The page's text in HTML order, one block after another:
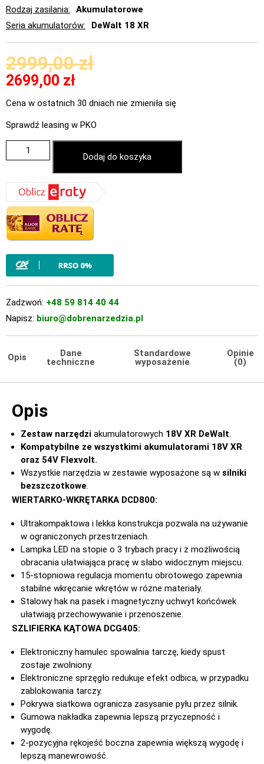
Rodzaj zasilania
Akumulatorowe
Seria akumulatorów
DeWalt 18 XR
2999,00zł
2699,00 zł
Cena w ostatnich 30 dniach nie zmieniła się
Sprawdź leasing w PKO
Dodaj do koszyka
Zadzwoń: +48 59 814 40 44
Napisz: biuro@dobrenarzedzia.pl
Opis
Dane
techniczne
Standardowe
wyposażenie
Opinie
(0)
Opis
Zestaw narzędzi akumulatorowych 18V XR DeWalt.
Kompatybilne ze wszystkimi akumulatorami 18V XR
oraz 54V Flexvolt.
Wszystkie narzędzia w zestawie wyposażone są w silniki
bezszczotkowe.
WIERTARKO-WKRĘTARKA DCD800:
Ultrakompaktowa i lekka konstrukcja pozwala na używanie
w ograniczonych przestrzeniach.
Lampka LED na stopie o 3 trybach pracy i z możliwością
obracania ułatwiająca pracę w słabo widocznym miejscu.
15-stopniowa regulacja momentu obrotowego zapewnia
stabilne wkręcanie wkrętów w różne materiały.
Stalowy hak na pasek i magnetyczny uchwyt końcówek
ułatwiają przechowywanie i przenoszenie.
SZLIFIERKA KĄTOWA DCG405:
Elektroniczny hamulec spowalnia tarczę, kiedy spust
zostaje zwolniony.
Elektroniczne sprzęgło redukuje efekt odbica, w przypadku
zablokowania tarczy.
Pokrywa siatkowa ogranicza zasysanie pyłu przez silnik.
Gumowa nakładka zapewnia lepszą przyczepność i
wygodę.
2-pozycyjna rękojeść boczna zapewnia większą wygodę i
lepszą manewrowość.